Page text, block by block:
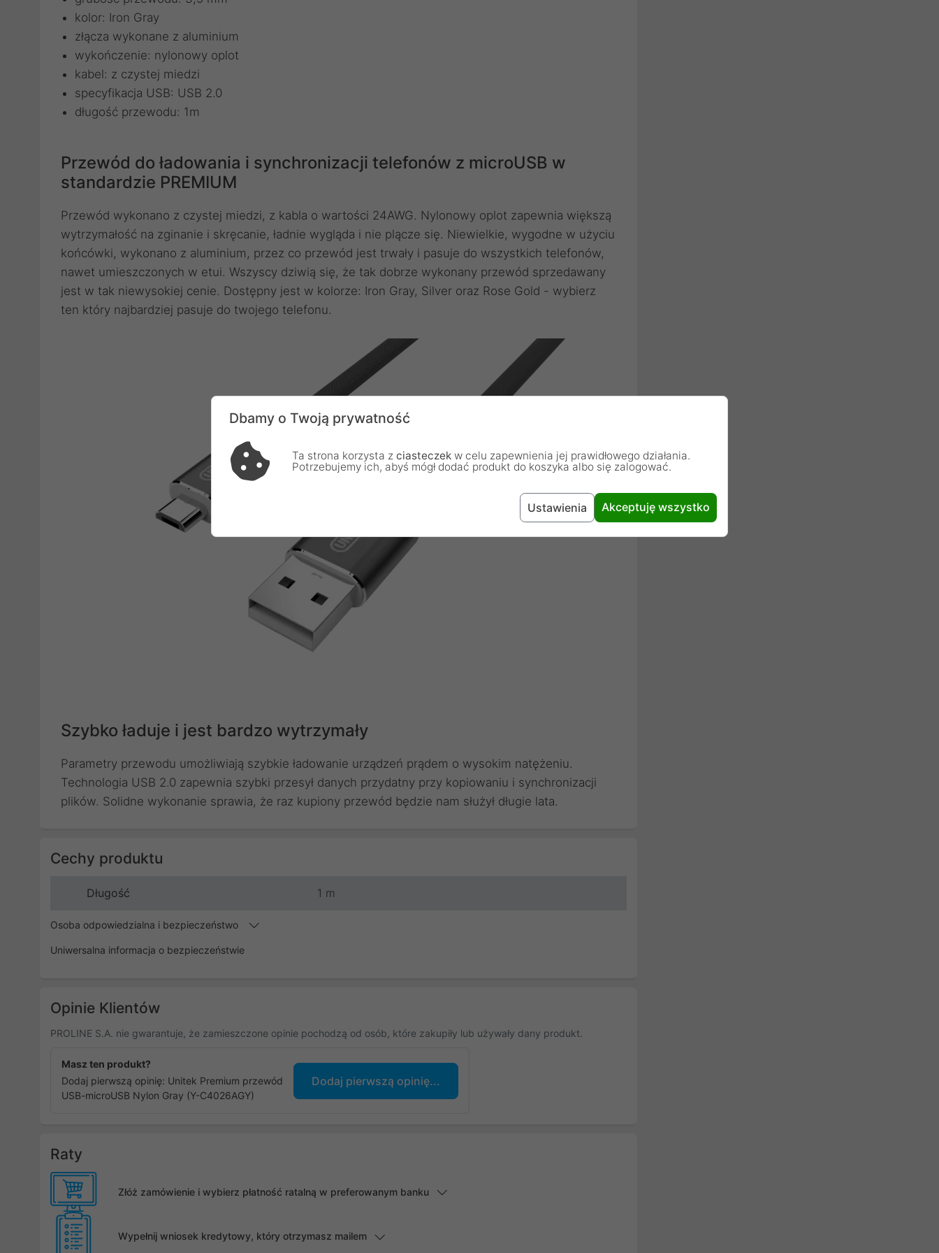
kolor: Iron Gray
złącza wykonane z aluminium
wykończenie: nylonowy oplot
kabel: z czystej miedzi
specyfikacja USB: USB 2.0
długość przewodu: 1m
Przewód do ładowania i synchronizacji telefonów z microUSB w
standardzie PREMIUM
Przewód wykonano z czystej miedzi, z kabla o wartości 24AWG. Nylonowy oplot zapewnia większą
wytrzymałość na zginanie i skręcanie, ładnie wygląda i nie plącze się. Niewielkie, wygodne w użyciu
końcówki, wykonano z aluminium, przez co przewód jest trwały i pasuje do wszystkich telefonów,
nawet umieszczonych w etui. Wszyscy dziwią się, że tak dobrze wykonany przewód sprzedawany
jest w tak niewysokiej cenie. Dostępny jest w kolorze: Iron Gray, Silver oraz Rose Gold - wybierz
ten który najbardziej pasuje do twojego telefonu.
Szybko ładuje i jest bardzo wytrzymały
Parametry przewodu umożliwiają szybkie ładowanie urządzeń prądem o wysokim natężeniu.
Technologia USB 2.0 zapewnia szybki przesył danych przydatny przy kopiowaniu i synchronizacji
plików. Solidne wykonanie sprawia, że raz kupiony przewód będzie nam służył długie lata.
Cechy produktu
Długość 1 m
Osoba odpowiedzialna i bezpieczeństwo
Uniwersalna informacja o bezpieczeństwie
Opinie Klientów
PROLINE S.A. nie gwarantuje, że zamieszczone opinie pochodzą od osób, które zakupiły lub używały dany produkt.
Masz ten produkt?
Dodaj pierwszą opinię: Unitek Premium przewód
USB-microUSB Nylon Gray (Y-C4026AGY)
Dodaj pierwszą opinię...
Raty
Złóż zamówienie i wybierz płatność ratalną w preferowanym banku
Wypełnij wniosek kredytowy, który otrzymasz mailem
Dbamy o Twoją prywatność
Ta strona korzysta z ciasteczek w celu zapewnienia jej prawidłowego działania.
Potrzebujemy ich, abyś mógł dodać produkt do koszyka albo się zalogować.
Ustawienia Akceptuję wszystko